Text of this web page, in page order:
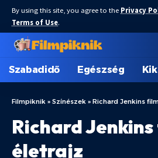
By using this site, you agree to the Privacy
Terms of Use.
Szabadidő Egészség
Filmpiknik » Színészek » Richard Jenkins
Richard
életrajz